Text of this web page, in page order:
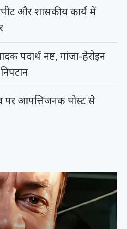
और शासकीय कार्य में
पदार्थ नष्ट, गांजा-हेरोइन
पर आपत्तिजनक पोस्ट से